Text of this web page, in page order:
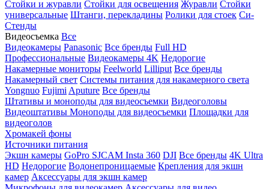
Стойки и журавли Стойки для освещения Журавли Стойки
универсальные Штанги, перекладины Ролики для стоек Си-
Стенды
Видеосъемка Все
Видеокамеры Panasonic Все бренды Full HD
Профессиональные Видеокамеры 4K Недорогие
Накамерные мониторы Feelworld Lilliput Все бренды
Накамерный свет Системы питания для накамерного света
Yongnuo Fujimi Aputure Все бренды
Штативы и моноподы для видеосъемки Видеоголовы
Видеоштативы Моноподы для видеосъемки Площадки для
видеоголов
Хромакей фоны
Источники питания
Экшн камеры GoPro SJCAM Insta 360 DJI Все бренды 4K Ultra
HD Недорогие Водонепроницаемые Крепления для экшн
камер Аксессуары для экшн камер